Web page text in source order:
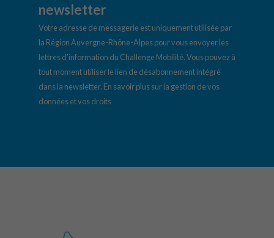
newsletter
Votre adresse de messagerie est uniquement utilisée par
la Région Auvergne-Rhône-Alpes pour vous envoyer les
lettres d’information du Challenge Mobilité. Vous pouvez à
tout moment utiliser le lien de désabonnement intégré
dans la newsletter. En savoir plus sur la gestion de vos
données et vos droits